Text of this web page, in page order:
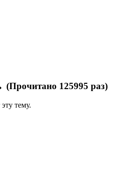
(Прочитано 125995 раз)
тему.